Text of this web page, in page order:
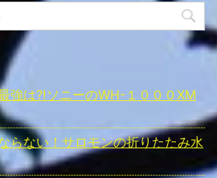
強は⁈ソニーのWH-１０００ⅩM
らない！サロモンの折りたたみ水